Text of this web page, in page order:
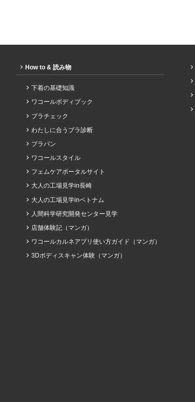
How to & 読み物
下着の基礎知識
ワコールボディブック
ブラチェック
わたしに合うブラ診断
ブラパン
ワコールスタイル
フェムケアポータルサイト
大人の工場見学in長崎
大人の工場見学inベトナム
人間科学研究開発センター見学
店舗体験記（マンガ）
ワコールカルネアプリ使い方ガイド（マンガ）
3Dボディスキャン体験（マンガ）